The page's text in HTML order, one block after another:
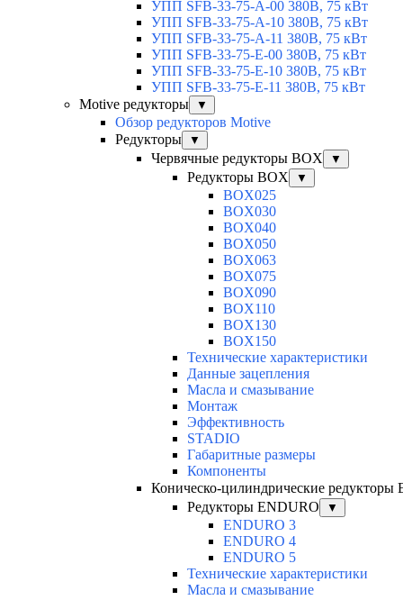
УПП SFB-33-75-A-00 380В, 75 кВт
УПП SFB-33-75-A-10 380В, 75 кВт
УПП SFB-33-75-A-11 380В, 75 кВт
УПП SFB-33-75-E-00 380В, 75 кВт
УПП SFB-33-75-E-10 380В, 75 кВт
УПП SFB-33-75-E-11 380В, 75 кВт
Motive редукторы
▼
Обзор редукторов Motive
Редукторы
▼
Червячные редукторы BOX ▼
Редукторы BOX ▼
BOX025
BOX030
BOX040
BOX050
BOX063
BOX075
BOX090
BOX110
BOX130
BOX150
Технические характеристики
Данные зацепления
Масла и смазывание
Монтаж
Эффективность
STADIO
Габаритные размеры
Компоненты
Коническо-цилиндрические редукторы
Редукторы ENDURO
▼
ENDURO 3
ENDURO 4
ENDURO 5
Технические характеристики
Масла и смазывание